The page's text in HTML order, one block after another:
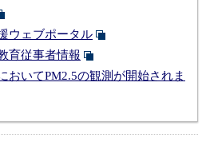
ウェブポータル
育従事者情報
おいてPM2.5の観測が開始されま